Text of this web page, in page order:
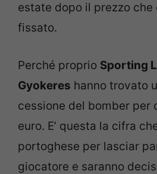
estate dopo il prezzo che
fissato.
Perché proprio Sporting
Gyokeres hanno trovato
cessione del bomber per
euro. E’ questa la cifra
portoghese per lasciar
giocatore e saranno